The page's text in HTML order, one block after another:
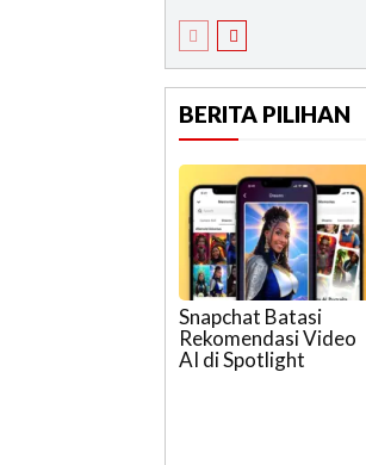
BERITA PILIHAN
Snapchat Batasi
Rekomendasi Video
AI di Spotlight